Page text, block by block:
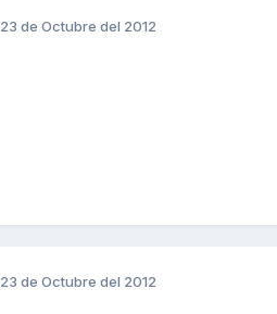
23 de Octubre del 2012
23 de Octubre del 2012